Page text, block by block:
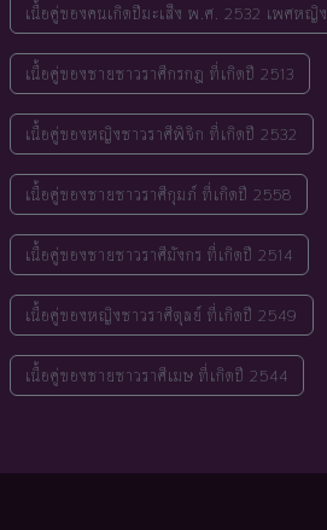
เนื้อคู่ของคนเกิดปีมะเส็ง พ.ศ. 2532 เพศหญิง
เนื้อคู่ของชายชาวราศีกรกฎ ที่เกิดปี 2513
เนื้อคู่ของหญิงชาวราศีพิจิก ที่เกิดปี 2532
เนื้อคู่ของชายชาวราศีกุมภ์ ที่เกิดปี 2558
เนื้อคู่ของชายชาวราศีมังกร ที่เกิดปี 2514
เนื้อคู่ของหญิงชาวราศีตุลย์ ที่เกิดปี 2549
เนื้อคู่ของชายชาวราศีเมษ ที่เกิดปี 2544